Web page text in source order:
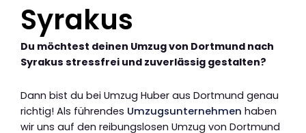
Syrakus
Du möchtest deinen Umzug von Dortmund nach
Syrakus stressfrei und zuverlässig gestalten?
Dann bist du bei Umzug Huber aus Dortmund genau
richtig! Als führendes Umzugsunternehmen haben
wir uns auf den reibungslosen Umzug von Dortmund